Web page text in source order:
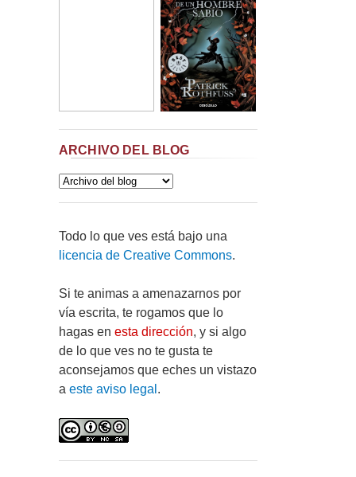
ARCHIVO DEL BLOG
Todo lo que ves está bajo una
licencia de Creative Commons.
Si te animas a amenazarnos por
vía escrita, te rogamos que lo
hagas en esta dirección, y si algo
de lo que ves no te gusta te
aconsejamos que eches un vistazo
a este aviso legal .